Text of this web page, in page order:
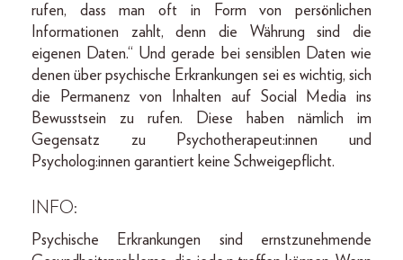
rufen, dass man oft in Form von persönlichen
Informationen zahlt, denn die Währung sind die
eigenen Daten.“ Und gerade bei sensiblen Daten wie
denen über psychische Erkrankungen sei es wichtig, sich
die Permanenz von Inhalten auf Social Media ins
Bewusstsein zu rufen. Diese haben nämlich im
Gegensatz zu Psychotherapeut:innen und
Psycholog:innen garantiert keine Schweigepflicht.
INFO:
Psychische Erkrankungen sind ernstzunehmende